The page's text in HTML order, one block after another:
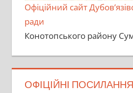
Офіційний сайт
ради
Конотопського району
ОФІЦІЙНІ ПОСИЛАННЯ